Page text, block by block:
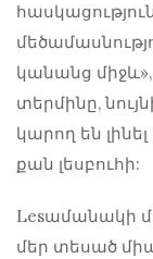
կանանց
տերմինը,
կարող են
քան լեսբուհի:
Lesամանակի
մեր տեսած